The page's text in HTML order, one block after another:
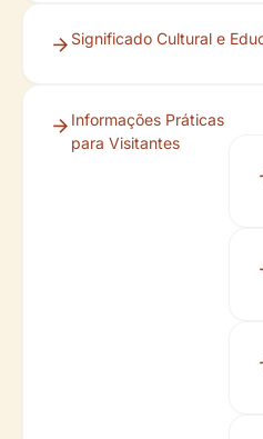
Significado Cultural e
Informações Práticas
para Visitantes